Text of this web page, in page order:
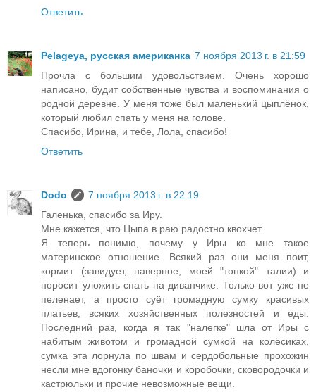
Ответить
Pelageya, русская американка 7 ноября 2013 г. в 21:59
Прочла с большим удовольствием. Очень хорошо
написано, будит собственные чувства и воспоминания о
родной деревне. У меня тоже был маленький цыплёнок,
который любил спать у меня на голове.
Спасибо, Ирина, и тебе, Лола, спасибо!
Ответить
Dodo
7 ноября 2013 г. в 22:19
Галенька, спасибо за Иру.
Мне кажется, что Цыпа в раю радостно квохчет.
Я теперь понимю, почему у Иры ко мне такое
материнское отношение. Всякий раз они меня поит,
кормит (завидует, наверное, моей "тонкой" талии) и
норосит уложить спать на диванчике. Только вот уже не
пеленает, а просто суёт громадную сумку красивых
платьев, всяких хозяйственных полезностей и еды.
Последний раз, когда я так "налегке" шла от Иры с
набитым животом и громадной сумкой на колёсиках,
сумка эта лорнула по швам и сердобольные прохожин
несли мне вдогонку баночки и коробочки, сковородочки и
кастрюльки и прочие невозможные вещи.